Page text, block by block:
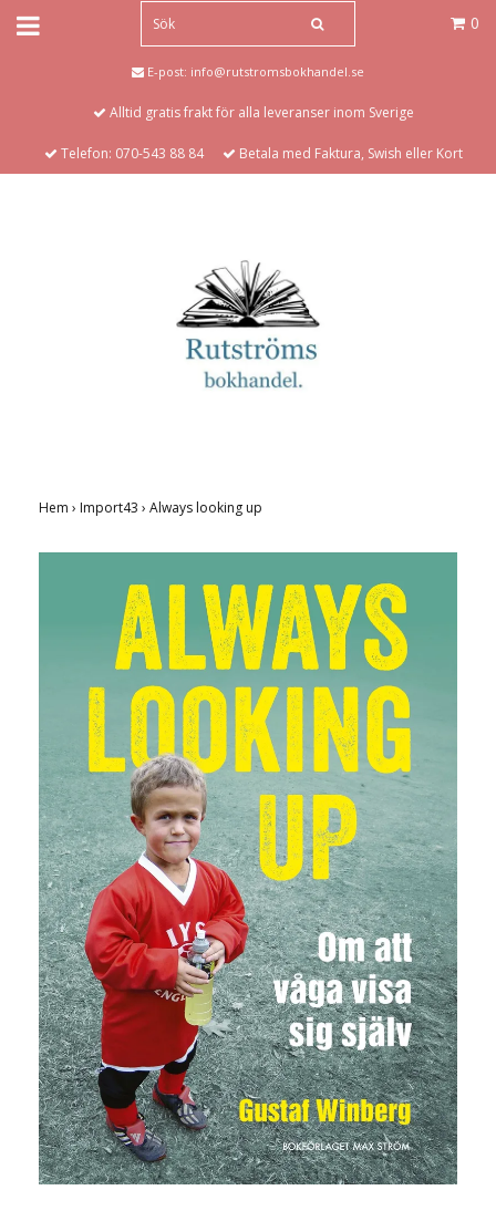
0
E-post: info@rutstromsbokhandel.se
Alltid gratis frakt för alla leveranser inom Sverige
Telefon: 070-543 88 84 Betala med Faktura, Swish eller Kort
Hem › Import43 › Always looking up